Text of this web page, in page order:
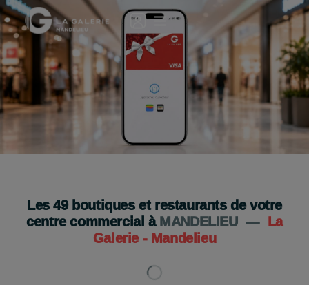
Je l'offreLes49boutiques et restaurants de votre
centre commercial à MANDELIEU —
La
Galerie - Mandelieu